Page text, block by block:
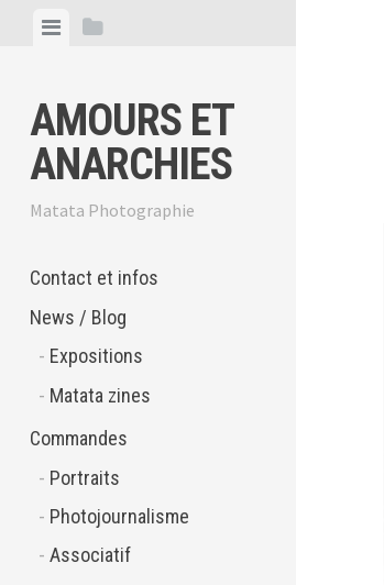
ViewView
AMOURS ET
ANARCHIES
Matata Photographie
Contact et infos
News / Blog
Expositions
Matata zines
Commandes
Portraits
Photojournalisme
Associatif